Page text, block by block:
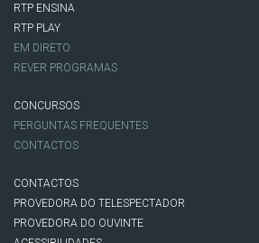
RTP ENSINA
RTP PLAY
EM DIRETO
REVER PROGRAMAS
CONCURSOS
PERGUNTAS FREQUENTES
CONTACTOS
CONTACTOS
PROVEDORA DO TELESPECTADOR
PROVEDORA DO OUVINTE